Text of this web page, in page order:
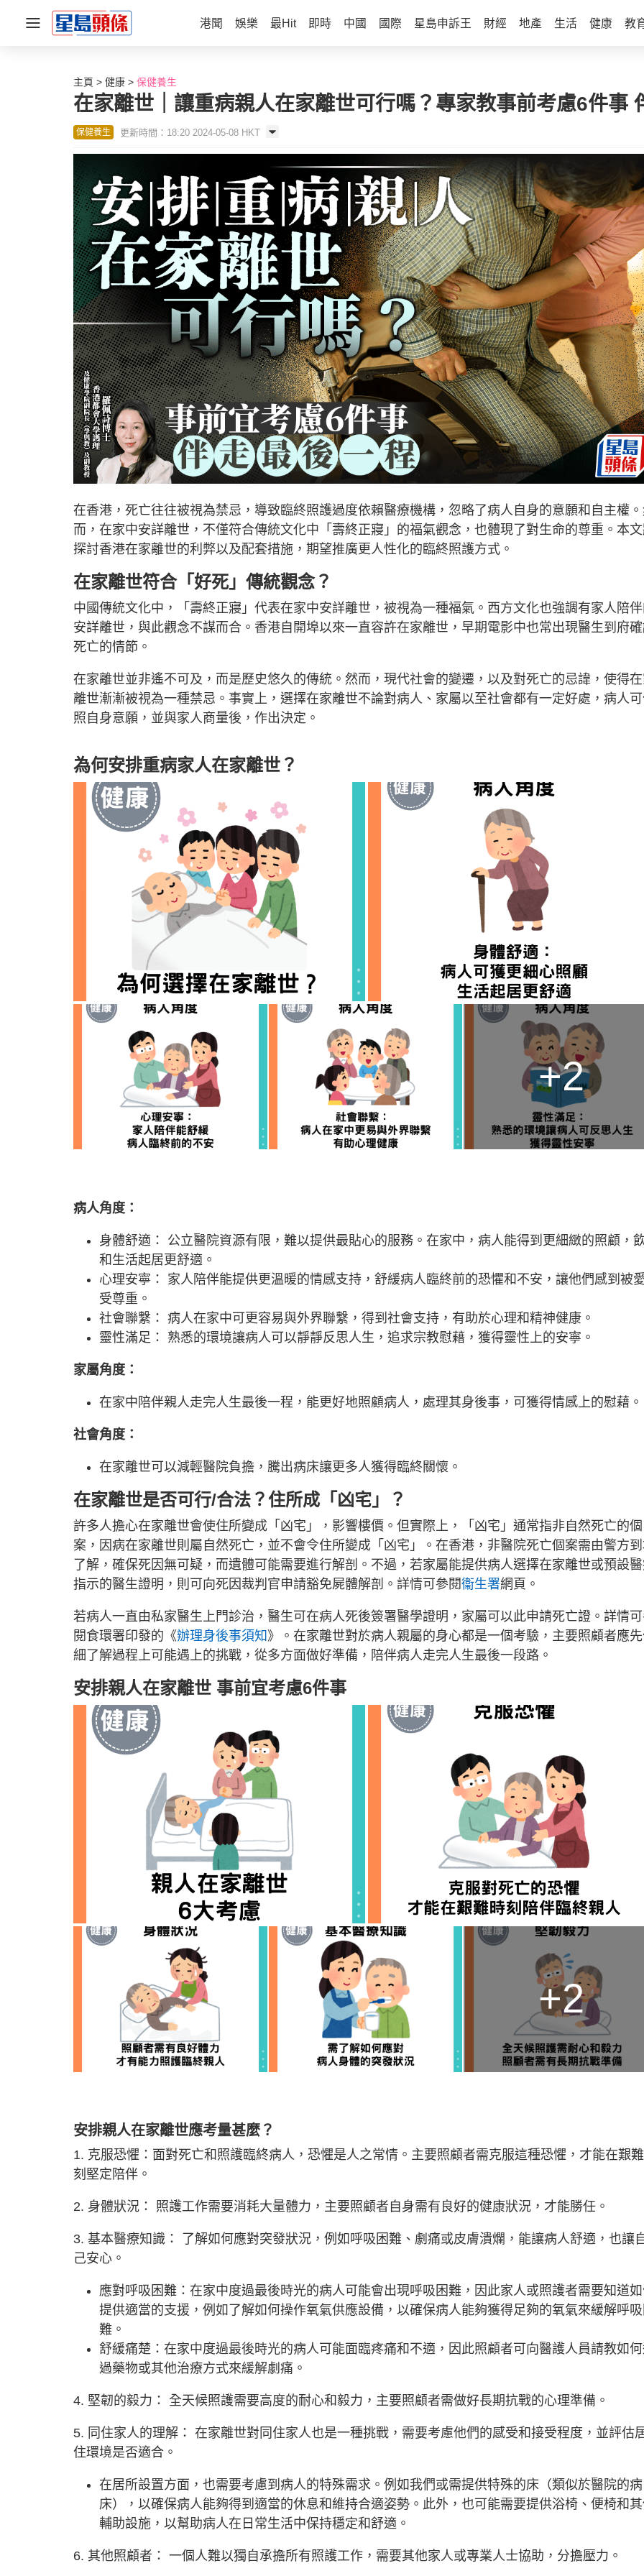
港聞 娛樂 最Hit 即時 中國 國際 星島申訴王 財經 地產 生活 健康 教
主頁 健康 保健養生
在家離世｜讓重病親人在家離世可行嗎？專家教事前考慮6件事
保健養生 更新時間：18:20 2024-05-08 HKT
在香港，死亡往往被視為禁忌，導致臨終照護過度依賴醫療機構，忽略了病人自身的意願和自主權
而，在家中安詳離世，不僅符合傳統文化中「壽終正寢」的福氣觀念，也體現了對生命的尊重。本
探討香港在家離世的利弊以及配套措施，期望推廣更人性化的臨終照護方式。
在家離世符合「好死」傳統觀念？
中國傳統文化中，「壽終正寢」代表在家中安詳離世，被視為一種福氣。西方文化也強調有家人陪
安詳離世，與此觀念不謀而合。香港自開埠以來一直容許在家離世，早期電影中也常出現醫生到府
死亡的情節。
在家離世並非遙不可及，而是歷史悠久的傳統。然而，現代社會的變遷，以及對死亡的忌諱，使得
離世漸漸被視為一種禁忌。事實上，選擇在家離世不論對病人、家屬以至社會都有一定好處，病人
照自身意願，並與家人商量後，作出決定。
為何安排重病家人在家離世？
+2
病人角度：
身體舒適： 公立醫院資源有限，難以提供最貼心的服務。在家中，病人能得到更細緻的照顧，
和生活起居更舒適。
心理安寧： 家人陪伴能提供更溫暖的情感支持，舒緩病人臨終前的恐懼和不安，讓他們感到被
受尊重。
社會聯繫： 病人在家中可更容易與外界聯繫，得到社會支持，有助於心理和精神健康。
靈性滿足： 熟悉的環境讓病人可以靜靜反思人生，追求宗教慰藉，獲得靈性上的安寧。
家屬角度：
在家中陪伴親人走完人生最後一程，能更好地照顧病人，處理其身後事，可獲得情感上的慰藉。
社會角度：
在家離世可以減輕醫院負擔，騰出病床讓更多人獲得臨終關懷。
在家離世是否可行/合法？住所成「凶宅」？
許多人擔心在家離世會使住所變成「凶宅」，影響樓價。但實際上，「凶宅」通常指非自然死亡的個
案，因病在家離世則屬自然死亡，並不會令住所變成「凶宅」。在香港，非醫院死亡個案需由警方
了解，確保死因無可疑，而遺體可能需要進行解剖。不過，若家屬能提供病人選擇在家離世或預設
指示的醫生證明，則可向死因裁判官申請豁免屍體解剖。詳情可參閱衞生署網頁。
若病人一直由私家醫生上門診治，醫生可在病人死後簽署醫學證明，家屬可以此申請死亡證。詳情
閱食環署印發的《辦理身後事須知 》。在家離世對於病人親屬的身心都是一個考驗，主要照顧者應
細了解過程上可能遇上的挑戰，從多方面做好準備，陪伴病人走完人生最後一段路。
安排親人在家離世 事前宜考慮6件事
+2
安排親人在家離世應考量甚麼？
1. 克服恐懼：面對死亡和照護臨終病人，恐懼是人之常情。主要照顧者需克服這種恐懼，才能在艱
刻堅定陪伴。
2. 身體狀況： 照護工作需要消耗大量體力，主要照顧者自身需有良好的健康狀況，才能勝任。
3. 基本醫療知識： 了解如何應對突發狀況，例如呼吸困難、劇痛或皮膚潰爛，能讓病人舒適，也讓
己安心。
應對呼吸困難：在家中度過最後時光的病人可能會出現呼吸困難，因此家人或照護者需要知道
提供適當的支援，例如了解如何操作氧氣供應設備，以確保病人能夠獲得足夠的氧氣來緩解呼
難。
舒緩痛楚：在家中度過最後時光的病人可能面臨疼痛和不適，因此照顧者可向醫護人員請教如
過藥物或其他治療方式來緩解劇痛。
4. 堅韌的毅力： 全天候照護需要高度的耐心和毅力，主要照顧者需做好長期抗戰的心理準備。
5. 同住家人的理解： 在家離世對同住家人也是一種挑戰，需要考慮他們的感受和接受程度，並評估
住環境是否適合。
在居所設置方面，也需要考慮到病人的特殊需求。例如我們或需提供特殊的床（類似於醫院的病
床），以確保病人能夠得到適當的休息和維持合適姿勢。此外，也可能需要提供浴椅、便椅和
輔助設施，以幫助病人在日常生活中保持穩定和舒適。
6. 其他照顧者： 一個人難以獨自承擔所有照護工作，需要其他家人或專業人士協助，分擔壓力。